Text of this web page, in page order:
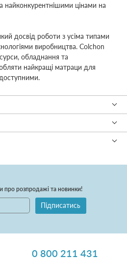
найконкурентнішими цінами на
досвід роботи з усіма типами
виробництва. Colchon
обладнання та
найкращі матраци для
доступними.
про розпродажі та новинки!
Підписатись
0 800 211 431